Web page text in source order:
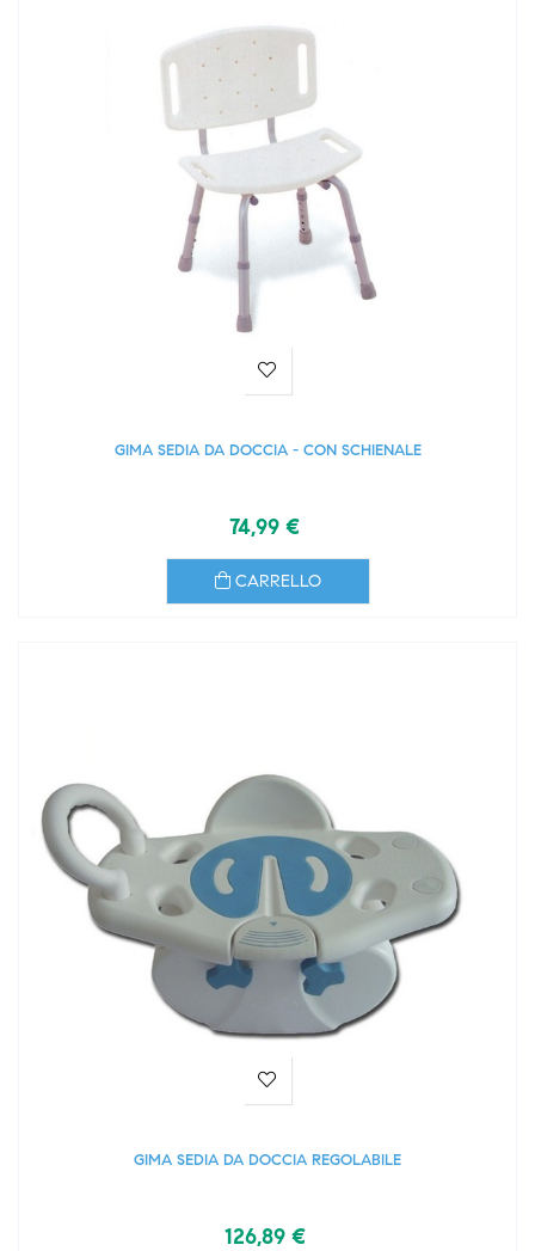
GIMA SEDIA DA DOCCIA - CON SCHIENALE
74,99 €
CARRELLO
GIMA SEDIA DA DOCCIA REGOLABILE
126,89 €